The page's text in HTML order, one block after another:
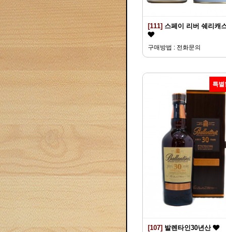
[111] 스페이 리버 쉐리캐
구매방법 : 전화문의
특별
[107] 발렌타인30년산